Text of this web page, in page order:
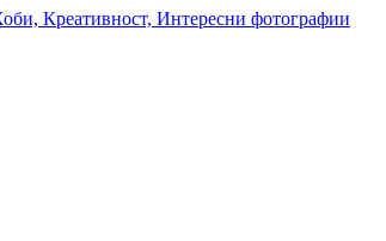
Креативност, Интересни фотографии